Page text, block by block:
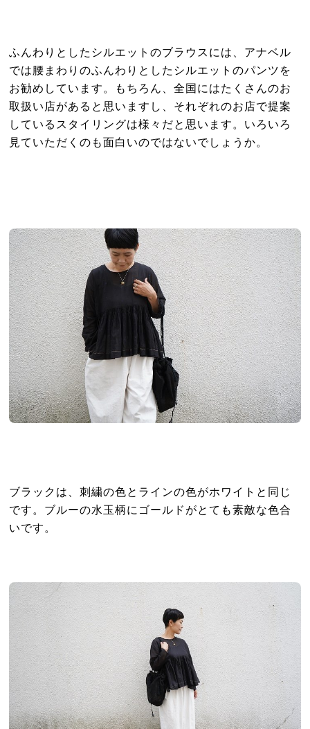
ふんわりとしたシルエットのブラウスには、アナベル
では腰まわりのふんわりとしたシルエットのパンツを
お勧めしています。もちろん、全国にはたくさんのお
取扱い店があると思いますし、それぞれのお店で提案
しているスタイリングは様々だと思います。いろいろ
見ていただくのも面白いのではないでしょうか。
ブラックは、刺繍の色とラインの色がホワイトと同じ
です。ブルーの水玉柄にゴールドがとても素敵な色合
いです。